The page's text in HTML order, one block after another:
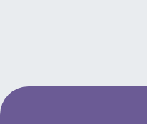
adresi